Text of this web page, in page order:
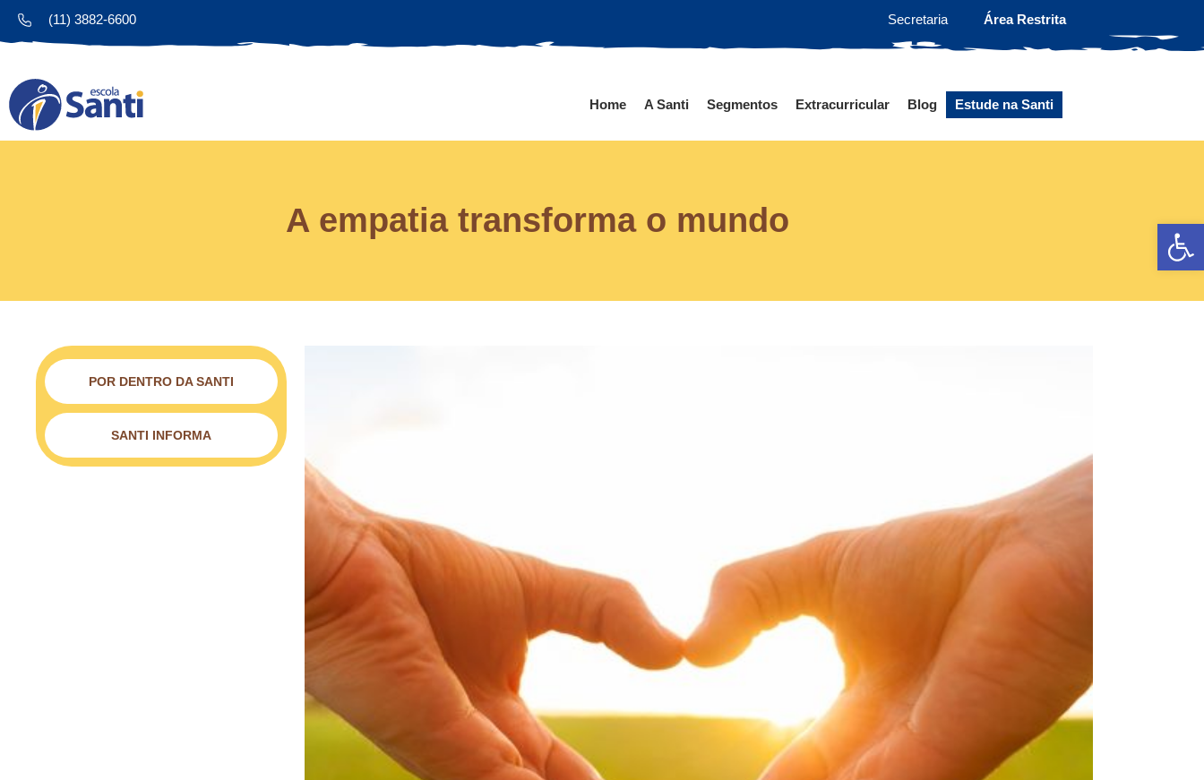
(11) 3882-6600 Secretaria Área Restrita
Home A Santi Segmentos Extracurricular Blog Estude na Santi
A empatia transforma o mundo
POR DENTRO DA SANTI
SANTI INFORMA